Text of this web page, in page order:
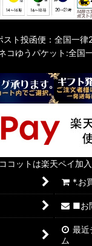
スト投函便：全国一律
コゆうパケット:全国
コットは楽天ペイ加入
*.お
■お
最近
ム